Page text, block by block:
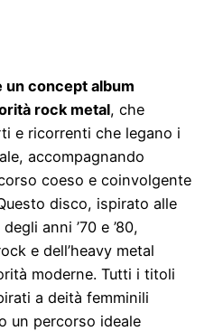
un concept album
rock metal, che
e ricorrenti che legano i
accompagnando
coeso e coinvolgente
disco, ispirato alle
anni ’70 e ’80,
e dell’heavy metal
moderne. Tutti i titoli
a deità femminili
un percorso ideale